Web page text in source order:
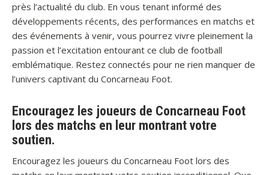
près l’actualité du club. En vous tenant informé des
développements récents, des performances en matchs et
des événements à venir, vous pourrez vivre pleinement la
passion et l’excitation entourant ce club de football
emblématique. Restez connectés pour ne rien manquer de
l’univers captivant du Concarneau Foot.
Encouragez les joueurs de Concarneau Foot
lors des matchs en leur montrant votre
soutien.
Encouragez les joueurs du Concarneau Foot lors des